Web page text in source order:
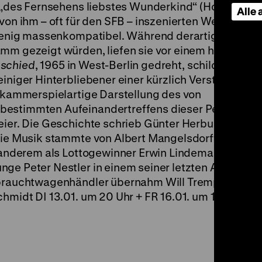
Fernsehens liebstes Wunderkind“ (Horst
ihm – oft für den SFB – inszenierten Werke
massenkompatibel. Während derartige
gezeigt würden, liefen sie vor einem halben
, 1965 in West-Berlin gedreht, schildert
Hinterbliebener einer kürzlich
Darstellung des von
Aufeinandertreffens dieser Personen
Die Geschichte schrieb Günter Herburger, die
Musik stammte von Albert Mangelsdorff. In
als Lottogewinner Erwin Lindemann
Peter Nestler in einem seiner letzten Auftritte
übernahm Will Tremper.
DI 13.01. um 20 Uhr + FR 16.01. um 19 Uhr ·
Alle